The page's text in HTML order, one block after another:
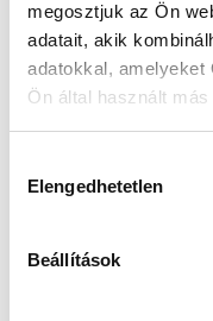
megosztjuk az Ön
adatait, akik
adatokkal, amelyeket
Ön által használt
kiválasztása
Elengedhetetlen
Beállítások